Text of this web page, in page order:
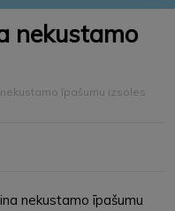
nekustamo
īpašumu izsoles
nekustamo īpašumu